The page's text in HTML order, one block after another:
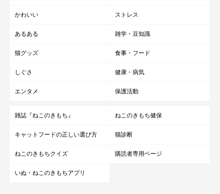
かわいい ストレス
あるある 雑学・豆知識
猫グッズ 食事・フード
しぐさ 健康・病気
エンタメ 保護活動
雑誌『ねこのきもち』 ねこのきもち健保
キャットフードの正しい選び方 猫診断
ねこのきもちクイズ 購読者専用ページ
いぬ・ねこのきもちアプリ